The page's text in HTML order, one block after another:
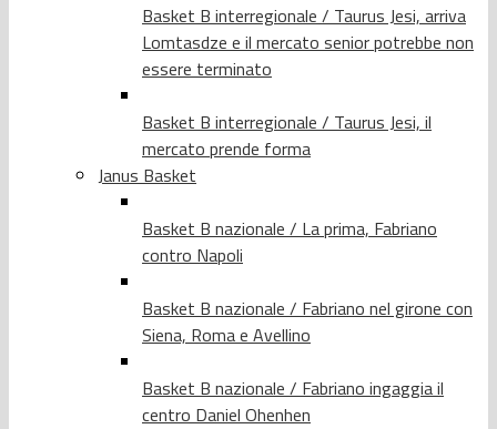
Basket B interregionale / Taurus Jesi, arriva
Lomtasdze e il mercato senior potrebbe non
essere terminato
Basket B interregionale / Taurus Jesi, il
mercato prende forma
Janus Basket
Basket B nazionale / La prima, Fabriano
contro Napoli
Basket B nazionale / Fabriano nel girone con
Siena, Roma e Avellino
Basket B nazionale / Fabriano ingaggia il
centro Daniel Ohenhen